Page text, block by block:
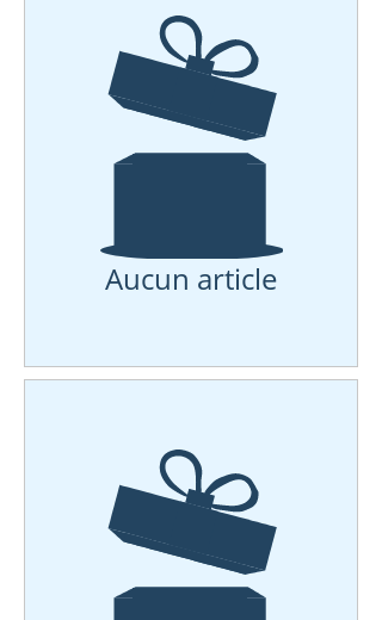
Aucun article